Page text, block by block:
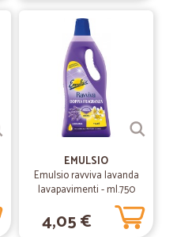
EMULSIO
Emulsio ravviva lavanda
lavapavimenti - ml.750
4,05 €